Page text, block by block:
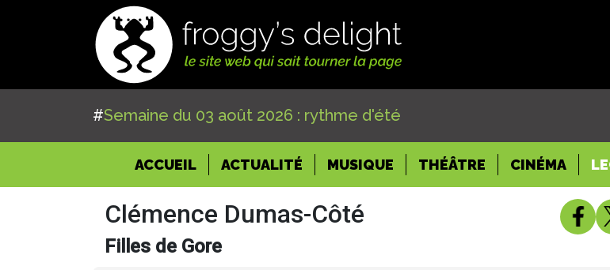
#Semaine du 03 août 2026 : rythme d'été
ACCUEIL(CURRENT)
ACTUALITÉ MUSIQUE THÉÂTRE CINÉMA
Clémence Dumas-Côté
Filles de Gore